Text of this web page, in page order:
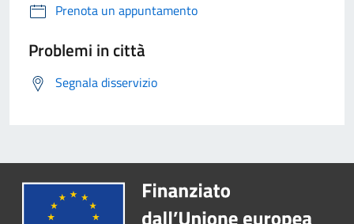
Prenota un appuntamento
Problemi in città
Segnala disservizio